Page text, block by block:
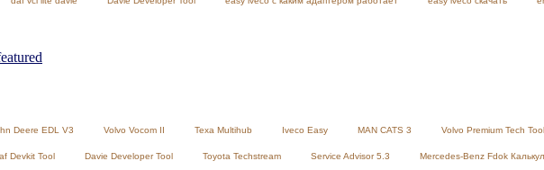
Deere EDL V3 Volvo Vocom II Texa Multihub Iveco Easy MAN CATS 3 Volvo Premium Tech Tool
Devkit Tool Davie Developer Tool Toyota Techstream Service Advisor 5.3 Mercedes-Benz Fdok